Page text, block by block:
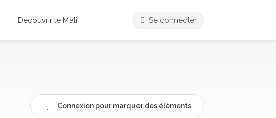
Découvrir le Mali Se connecter
Connexion pour marquer des éléments